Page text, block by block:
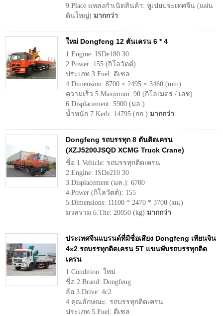
9.Place แหล่งกำเนิดสินค้า: หูเป่ยประเทศจีน (แผ่น
ดินใหญ่) มากกว่า
ใหม่ Dongfeng 12 ตันเครน 6 * 4
1.Engine: ISDe180 30
2.Power: 155 (กิโลวัตต์)
ประเภท 3.Fuel: ดีเซล
4.Dimension: 8700 × 2495 × 3460 (mm)
ความเร็ว 5.Maximum: 90 (กิโลเมตร / เอช)
6.Displacement: 5900 (มล.)
น้ำหนัก 7.Kerb: 14795 (กก.) มากกว่า
Dongfeng รถบรรทุก 8 ตันติดเครน
(XZJ5200JSQD XCMG Truck Crane)
ชื่อ 1.Vehicle: รถบรรทุกติดเครน
2.Engine: ISDe210 30
3.Displacement (มล.): 6700
4.Power (กิโลวัตต์): 155
5.Dimensions: 11100 * 2470 * 3700 (มม)
มวลรวม 6.The: 20050 (kg) มากกว่า
ประเทศจีนแบรนด์ที่มีชื่อเสียง Dongfeng เทียนจิน
4x2 รถบรรทุกติดเครน 5T แขนพับรถบรรทุกติด
เครน
1.Condition: ใหม่
ชื่อ 2.Brand: Dongfeng
ล้อ 3.Drive: 4c2
4 คุณลักษณะ: รถบรรทุกติดเครน
ประเภท 5.Fuel: ดีเซล